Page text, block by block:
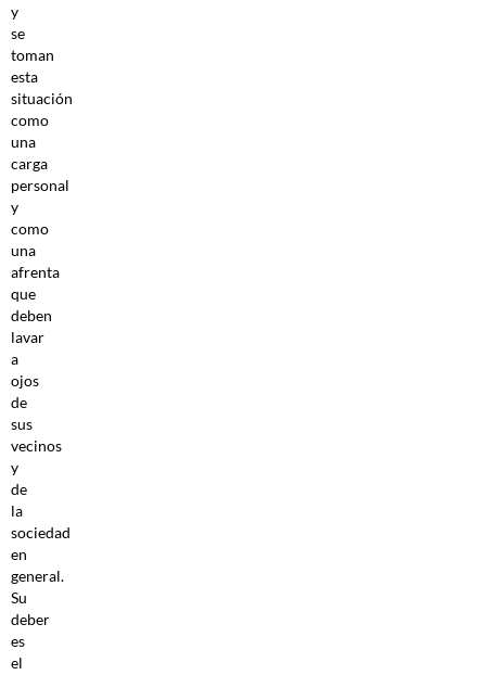
y
se
toman
esta
situación
como
una
carga
personal
y
como
una
afrenta
que
deben
lavar
a
ojos
de
sus
vecinos
y
de
la
sociedad
en
general.
Su
deber
es
el